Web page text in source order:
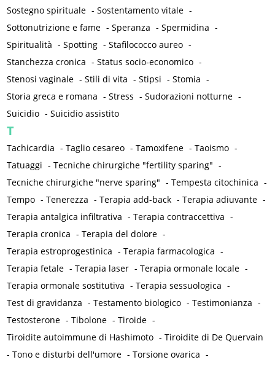
Sostegno spirituale -Sostentamento vitale -
Sottonutrizione e fame -Speranza -Spermidina -
Spiritualità -Spotting -Stafilococco aureo -
Stanchezza cronica -Status socio-economico -
Stenosi vaginale -Stili di vita -Stipsi -Stomia -
Storia greca e romana -Stress -Sudorazioni notturne -
Suicidio -Suicidio assistito
T
Tachicardia -Taglio cesareo -Tamoxifene -Taoismo -
Tatuaggi -Tecniche chirurgiche "fertility sparing" -
Tecniche chirurgiche "nerve sparing" -Tempesta citochinica -
Tempo -Tenerezza -Terapia add-back -Terapia adiuvante -
Terapia antalgica infiltrativa -Terapia contraccettiva -
Terapia cronica -Terapia del dolore -
Terapia estroprogestinica -Terapia farmacologica -
Terapia fetale -Terapia laser -Terapia ormonale locale -
Terapia ormonale sostitutiva -Terapia sessuologica -
Test di gravidanza -Testamento biologico -Testimonianza -
Testosterone -Tibolone -Tiroide -
Tiroidite autoimmune di Hashimoto -Tiroidite di De Quervain
-Tono e disturbi dell'umore -Torsione ovarica -